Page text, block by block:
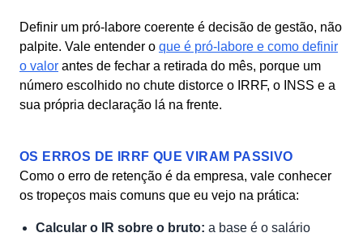
Definir um pró-labore coerente é decisão de gestão, não
palpite. Vale entender o que é pró-labore e como definir
o valor antes de fechar a retirada do mês, porque um
número escolhido no chute distorce o IRRF, o INSS e a
sua própria declaração lá na frente.
OS ERROS DE IRRF QUE VIRAM PASSIVO
Como o erro de retenção é da empresa, vale conhecer
os tropeços mais comuns que eu vejo na prática:
Calcular o IR sobre o bruto: a base é o salário